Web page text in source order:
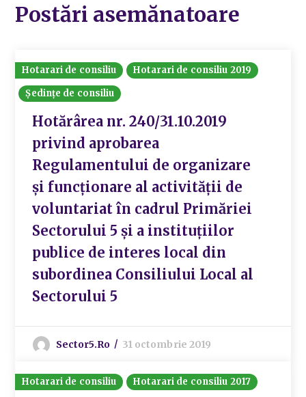
Postări asemănatoare
Hotarari de consiliu
Hotarari de consiliu 2019
Ședințe de consiliu
Hotărârea nr. 240/31.10.2019
privind aprobarea
Regulamentului de organizare
și funcționare al activității de
voluntariat în cadrul Primăriei
Sectorului 5 și a instituțiilor
publice de interes local din
subordinea Consiliului Local al
Sectorului 5
Sector5.ro 31 octombrie 2019
Hotarari de consiliu Hotarari de consiliu 2017